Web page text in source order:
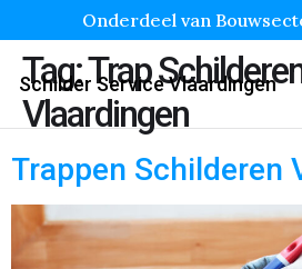
Onderdeel van
Schilder Service Vlaardingen
Tag:Trap
Vlaardingen
Trappen Schilderen